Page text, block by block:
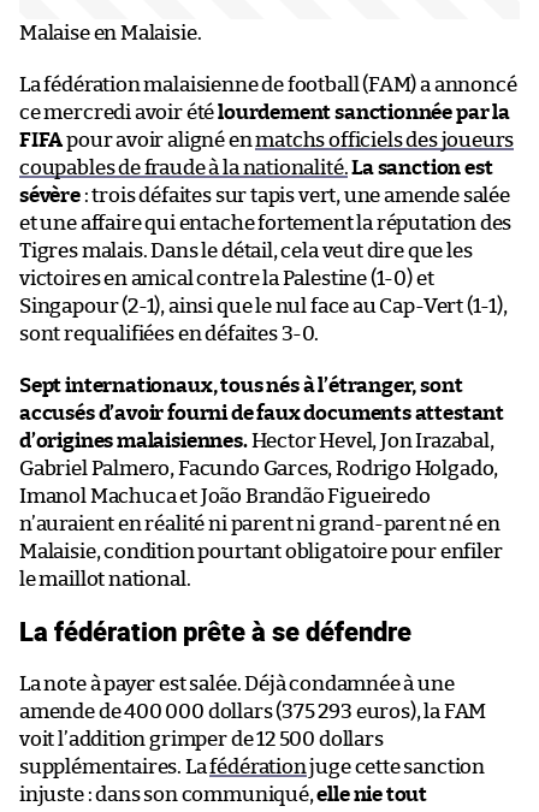
Malaise en Malaisie.
La fédération malaisienne de football (FAM) a annoncé
ce mercredi avoir étélourdement sanctionnée par la
FIFApour avoir aligné enmatchs officiels des joueurs
coupables de fraude à la nationalité.La sanction est
sévère: trois défaites sur tapis vert, une amende salée
et une affaire qui entache fortement la réputation des
Tigres malais. Dans le détail, cela veut dire que les
victoires en amical contre la Palestine (1-0) et
Singapour (2-1), ainsi que le nul face au Cap-Vert (1-1),
sont requalifiées en défaites 3-0.
Sept internationaux, tous nés à l’étranger, sont
accusés d’avoir fourni de faux documents attestant
d’origines malaisiennes.Hector Hevel, Jon Irazabal,
Gabriel Palmero, Facundo Garces, Rodrigo Holgado,
Imanol Machuca et João Brandão Figueiredo
n’auraient en réalité ni parent ni grand-parent né en
Malaisie, condition pourtant obligatoire pour enfiler
le maillot national.
La fédération prête à se défendre
La note à payer est salée. Déjà condamnée à une
amende de 400 000 dollars (375 293 euros), la FAM
voit l’addition grimper de 12 500 dollars
supplémentaires. Lafédérationjuge cette sanction
injuste : dans son communiqué,elle nie tout